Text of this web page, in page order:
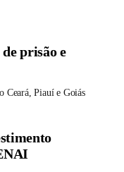
prisão e
Ceará, Piauí e Goiás